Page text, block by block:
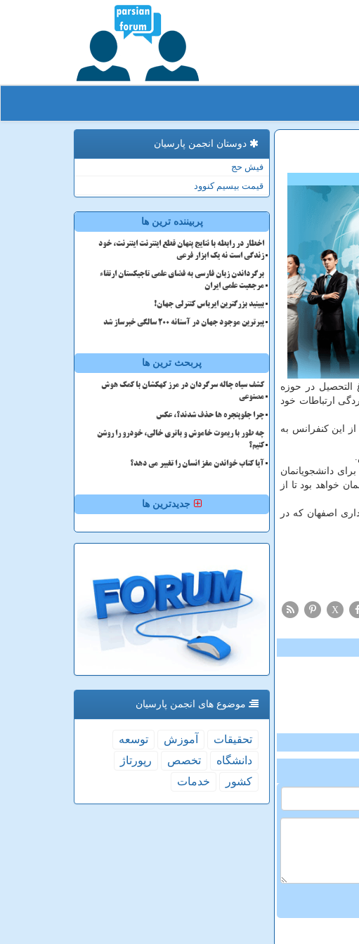
فارغ التحصیل در حوزه
ارتباطات خود
از این كنفرانس به
دانشجویانمان
خواهد بود تا از
اصفهان كه در
X
دوستان انجمن پارسیان
فیش حج
قیمت بیسیم کنوود
پربیننده ترین ها
اخطار در رابطه با نتایج پنهان قطع اینترنت اینترنت، خود
زندگی است نه یک ابزار فرعی
برگرداندن زبان فارسی به فضای علمی تاجیکستان ارتقاء
مرجعیت علمی ایران
ببینید بزرگترین ایرباس کنترلی جهان!
پیرترین موجود جهان در آستانه ۲۰۰ سالگی خبرساز شد
پربحث ترین ها
کشف سیاه چاله سرگردان در مرز کهکشان با کمک هوش
مصنوعی
چرا جلوپنجره ها حذف شدند؟، عکس
چه طور با ریموت خاموش و باتری خالی، خودرو را روشن
کنیم؟
آیا کتاب خواندن مغز انسان را تغییر می دهد؟
جدیدترین ها
موضوع های انجمن پارسیان
تحقیقات آموزش
توسعه
دانشگاه
تخصص
رپورتاژ
كشور
خدمات